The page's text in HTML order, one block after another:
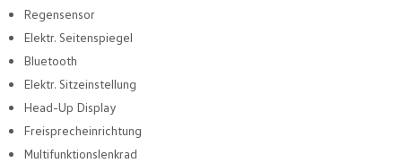
Regensensor
Elektr. Seitenspiegel
Bluetooth
Elektr. Sitzeinstellung
Head-Up Display
Freisprecheinrichtung
Multifunktionslenkrad